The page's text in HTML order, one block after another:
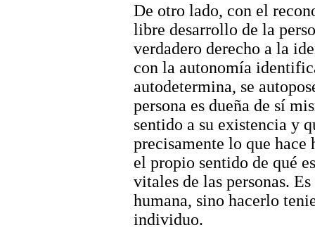
De otro lado, con el
libre desarrollo de la
verdadero derecho a la
con la autonomía
autodetermina, se
persona es dueña de sí
sentido a su existencia y
precisamente lo que
el propio sentido de qué
vitales de las personas.
humana, sino hacerlo
individuo.